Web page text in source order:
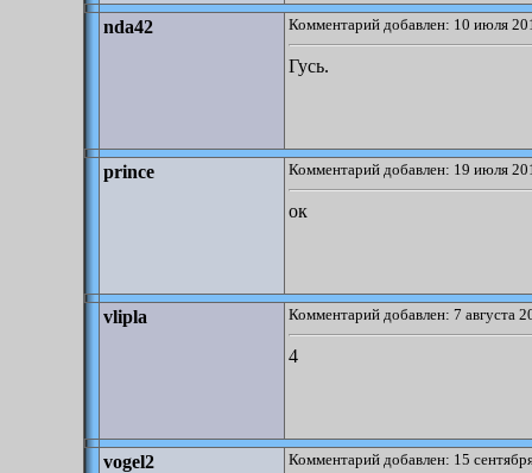
nda42 Комментарий добавлен: 10 июля
Гусь.
prince Комментарий добавлен: 19 июля
ок
vlipla Комментарий добавлен: 7 августа
4
vogel2 Комментарий добавлен: 15